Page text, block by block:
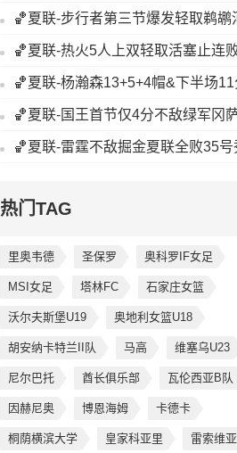
热门TAG
里奥韦德 圣保罗 奥科罗IF女足
MSI女足 塔林FC 石家庄女篮
沃尔夫斯堡U19 奥地利女篮U18
胡安纳卡特兰II队 马高 维塞乌U23
尼尔巴托 酋长俱乐部 瓦伦西亚B队
因赫尼奥 博恩海姆 卡德卡
桐荫横滨大学 皇家科亚里 雷索维亚